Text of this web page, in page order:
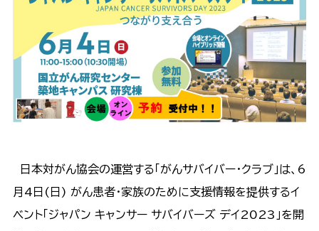
日本対がん協会の運営する「がんサバイバー・クラブ」は、6
月4日(日) がん患者・家族のために支援情報を提供するイ
ベント「ジャパン キャンサー サバイバーズ デイ2023」を開